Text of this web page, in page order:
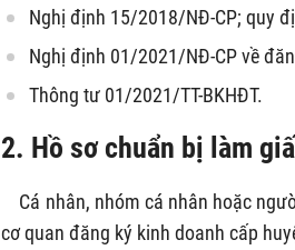
Nghị định 15/2018/NĐ-CP; quy
Nghị định 01/2021/NĐ-CP về
Thông tư 01/2021/TT-BKHĐT.
2. Hồ sơ chuẩn bị làm
Cá nhân, nhóm cá nhân hoặc
cơ quan đăng ký kinh doanh cấp